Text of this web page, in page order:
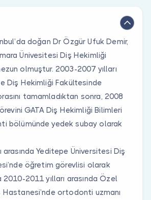
doğan Dr Özgür Ufuk Demir,
Ünivesitesi Diş Hekimliği
olmuştur. 2003-2007 yılları
Diş Hekimliği Fakültesinde
tamamladıktan sonra, 2008
GATA Diş Hekimliği Bilimleri
bölümünde yedek subay olarak
arasında Yeditepe Üniversitesi Diş
öğretim görevlisi olarak
2011 yılları arasında Özel
ortodonti uzmanı